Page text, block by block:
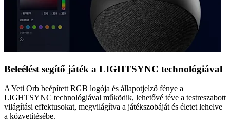
Beleélést segítő játék a LIGHTSYNC technológiával
A Yeti Orb beépített RGB logója és állapotjelző fénye a
LIGHTSYNC technológiával működik, lehetővé téve a testreszabott
világítási effektusokat, megvilágítva a játékszobáját és életet lehelve
a közvetítésébe.